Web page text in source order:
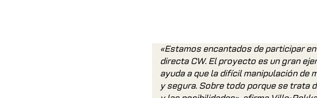
«Estamos encantados de participar
directa CW. El proyecto es un gran
ayuda a que la difícil manipulación de
y segura. Sobre todo porque se trata